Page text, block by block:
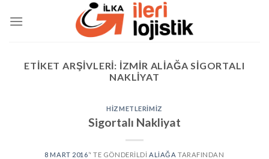
ETIKET ARŞIVLERI: IZMIR ALIAĞA SIGORTALI
NAKLIYAT
HIZMETLERIMIZ
Sigortalı Nakliyat
8 MART 2016’' TE GÖNDERILDI ALIAĞA TARAFINDAN